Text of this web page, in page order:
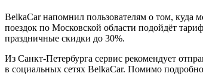
BelkaCar напомнил пользователям о том, куда
поездок по Московской области подойдёт
праздничные скидки до 30%.
Из Санкт-Петербурга сервис рекомендует
в социальных сетях BelkaCar. Помимо